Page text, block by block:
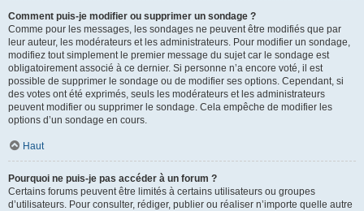
Comment puis-je modifier ou supprimer un sondage ?
Comme pour les messages, les sondages ne peuvent être modifiés que par
leur auteur, les modérateurs et les administrateurs. Pour modifier un sondage,
modifiez tout simplement le premier message du sujet car le sondage est
obligatoirement associé à ce dernier. Si personne n’a encore voté, il est
possible de supprimer le sondage ou de modifier ses options. Cependant, si
des votes ont été exprimés, seuls les modérateurs et les administrateurs
peuvent modifier ou supprimer le sondage. Cela empêche de modifier les
options d’un sondage en cours.
Haut
Pourquoi ne puis-je pas accéder à un forum ?
Certains forums peuvent être limités à certains utilisateurs ou groupes
d’utilisateurs. Pour consulter, rédiger, publier ou réaliser n’importe quelle autre